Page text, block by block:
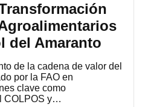
del Amaranto
de la cadena de valor del
por la FAO en
clave como
COLPOS y…